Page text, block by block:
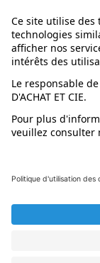
Nos astuces
Évènements
L'application mobile